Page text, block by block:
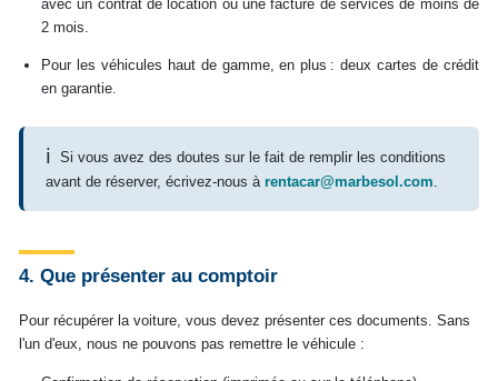
avec un contrat de location ou une facture de services de moins de
2 mois.
Pour les véhicules haut de gamme, en plus : deux cartes de crédit
en garantie.
ℹ Si vous avez des doutes sur le fait de remplir les conditions
avant de réserver, écrivez-nous à rentacar@marbesol.com.
4. Que présenter au comptoir
Pour récupérer la voiture, vous devez présenter ces documents. Sans
l'un d'eux, nous ne pouvons pas remettre le véhicule :